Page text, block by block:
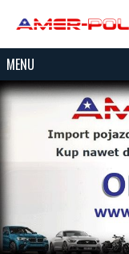
MENU